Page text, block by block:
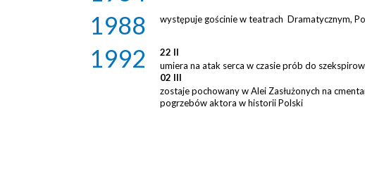
1988 występuje gościnie w teatrach Dramatycznym,
1992
22 II
umiera na atak serca w czasie prób do
02 III
zostaje pochowany w Alei Zasłużonych na
pogrzebów aktora w historii Polski